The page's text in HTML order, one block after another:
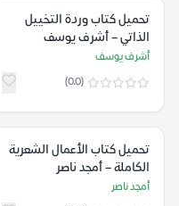
تحميل كتاب وردة التخييل
الذاتي – أشرف يوسف
أشرف يوسف
(0.0)
تحميل كتاب الأعمال الشعرية
الكاملة – أمجد ناصر
أمجد ناصر